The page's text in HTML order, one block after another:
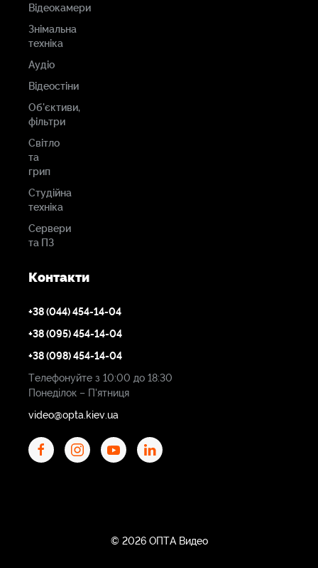
Відеокамери
Знімальна
техніка
Аудіо
Відеостіни
Об'єктиви,
фільтри
Світло
та
грип
Студійна
техніка
Сервери
та ПЗ
Контакти
+38 (044) 454-14-04
+38 (095) 454-14-04
+38 (098) 454-14-04
Телефонуйте з 10:00 до 18:30
Понеділок – П'ятниця
video@opta.kiev.ua
© 2026 ОПТА Видео